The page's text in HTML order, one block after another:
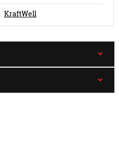
KraftWell